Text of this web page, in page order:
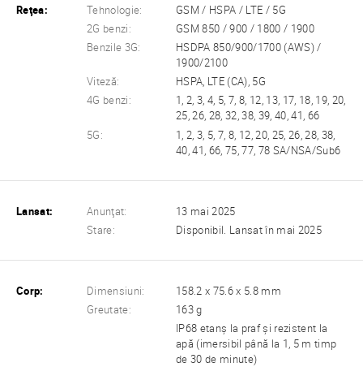
Reţea: Tehnologie:
GSM / HSPA / LTE / 5G
2G benzi:
GSM 850 / 900 / 1800 / 1900
Benzile 3G:
HSDPA 850/900/1700 (AWS) /
1900/2100
Viteză:
HSPA, LTE (CA), 5G
4G benzi:
1, 2, 3, 4, 5, 7, 8, 12, 13, 17, 18, 19, 20,
25, 26, 28, 32, 38, 39, 40, 41, 66
5G:
1, 2, 3, 5, 7, 8, 12, 20, 25, 26, 28, 38,
40, 41, 66, 75, 77, 78 SA/NSA/Sub6
Lansat: Anunţat:
13 mai 2025
Stare:
Disponibil. Lansat în mai 2025
Corp: Dimensiuni:
158.2 x 75.6 x 5.8 mm
Greutate:
163 g
IP68 etanș la praf și rezistent la
apă (imersibil până la 1, 5 m timp
de 30 de minute)